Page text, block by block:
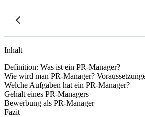
Inhalt
Definition: Was ist ein PR-Manager?
Wie wird man PR-Manager?
Welche Aufgaben hat ein PR-Manager?
Gehalt eines PR-Managers
Bewerbung als PR-Manager
Fazit